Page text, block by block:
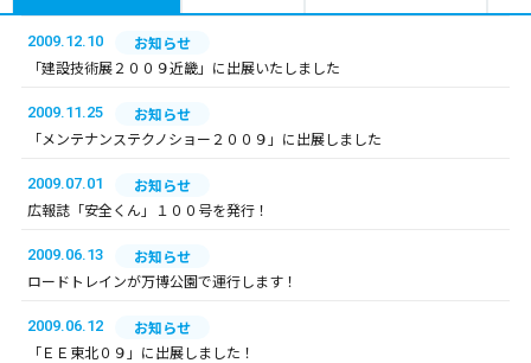
2009.12.10
お知らせ
「建設技術展２００９近畿」に出展いたしました
2009.11.25
お知らせ
「メンテナンステクノショー２００９」に出展しました
2009.07.01
お知らせ
広報誌「安全くん」１００号を発行！
2009.06.13
お知らせ
ロードトレインが万博公園で運行します！
2009.06.12
お知らせ
「ＥＥ東北０９」に出展しました！